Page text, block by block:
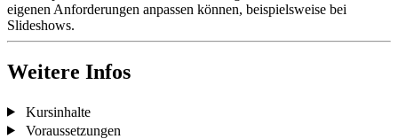
eigenen Anforderungen anpassen können, beispielsweise bei
Slideshows.
Weitere Infos
Kursinhalte
Voraussetzungen